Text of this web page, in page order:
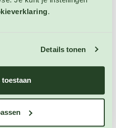
.
Details tonen
x 1,7 cm wit